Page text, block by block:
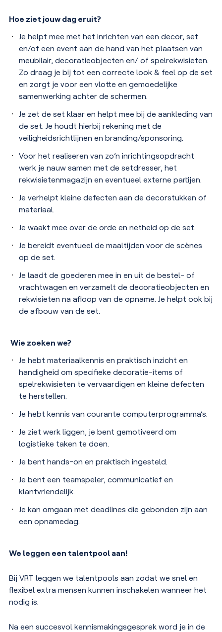
Hoe ziet jouw dag eruit?
Je helpt mee met het inrichten van een decor, set
en/of een event aan de hand van het plaatsen van
meubilair, decoratieobjecten en/ of spelrekwisieten.
Zo draag je bij tot een correcte look & feel op de set
en zorgt je voor een vlotte en gemoedelijke
samenwerking achter de schermen.
Je zet de set klaar en helpt mee bij de aankleding van
de set. Je houdt hierbij rekening met de
veiligheidsrichtlijnen en branding/sponsoring.
Voor het realiseren van zo’n inrichtingsopdracht
werk je nauw samen met de setdresser, het
rekwisietenmagazijn en eventueel externe partijen.
Je verhelpt kleine defecten aan de decorstukken of
materiaal.
Je waakt mee over de orde en netheid op de set.
Je bereidt eventueel de maaltijden voor de scènes
op de set.
Je laadt de goederen mee in en uit de bestel- of
vrachtwagen en verzamelt de decoratieobjecten en
rekwisieten na afloop van de opname. Je helpt ook bij
de afbouw van de set.
Wie zoeken we?
Je hebt materiaalkennis en praktisch inzicht en
handigheid om specifieke decoratie-items of
spelrekwisieten te vervaardigen en kleine defecten
te herstellen.
Je hebt kennis van courante computerprogramma’s.
Je ziet werk liggen, je bent gemotiveerd om
logistieke taken te doen.
Je bent hands-on en praktisch ingesteld.
Je bent een teamspeler, communicatief en
klantvriendelijk.
Je kan omgaan met deadlines die gebonden zijn aan
een opnamedag.
We leggen een talentpool aan!
Bij VRT leggen we talentpools aan zodat we snel en
flexibel extra mensen kunnen inschakelen wanneer het
nodig is.
Na een succesvol kennismakingsgesprek word je in de